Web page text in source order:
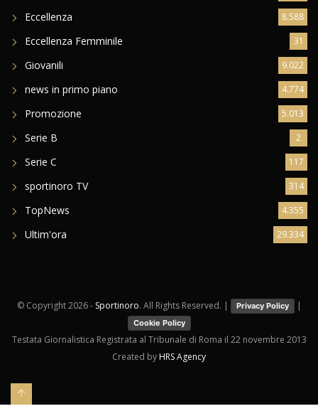
Eccellenza 8.588
Eccellenza Femminile 31
Giovanili 9.022
news in primo piano 4.774
Promozione 5.013
Serie B 2
Serie C 117
sportinoro TV 314
TopNews 4.355
Ultim'ora 29.334
© Copyright2026 - Sportinoro. All Rights Reserved. | Privacy Policy |
Cookie Policy
Testata Giornalistica Registrata al Tribunale di Roma il 22 novembre 2013
Created by HRS Agency